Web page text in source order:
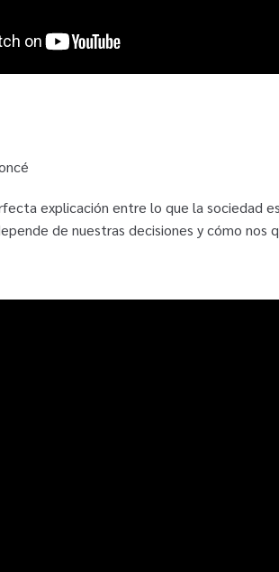
explicación entre lo que la sociedad
de nuestras decisiones y cómo nos